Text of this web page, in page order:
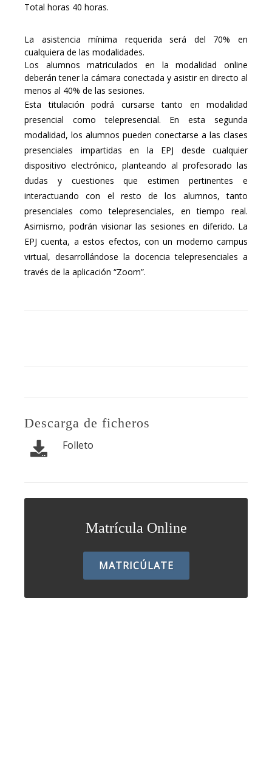
Total horas 40 horas.
La asistencia mínima requerida será del 70% en
cualquiera de las modalidades.
Los alumnos matriculados en la modalidad online
deberán tener la cámara conectada y asistir en directo al
menos al 40% de las sesiones.
Esta titulación podrá cursarse tanto en modalidad
presencial como telepresencial. En esta segunda
modalidad, los alumnos pueden conectarse a las clases
presenciales impartidas en la EPJ desde cualquier
dispositivo electrónico, planteando al profesorado las
dudas y cuestiones que estimen pertinentes e
interactuando con el resto de los alumnos, tanto
presenciales como telepresenciales, en tiempo real.
Asimismo, podrán visionar las sesiones en diferido. La
EPJ cuenta, a estos efectos, con un moderno campus
virtual, desarrollándose la docencia telepresenciales a
través de la aplicación “Zoom”.
Descarga de ficheros
Folleto
Matrícula Online
MATRICÚLATE